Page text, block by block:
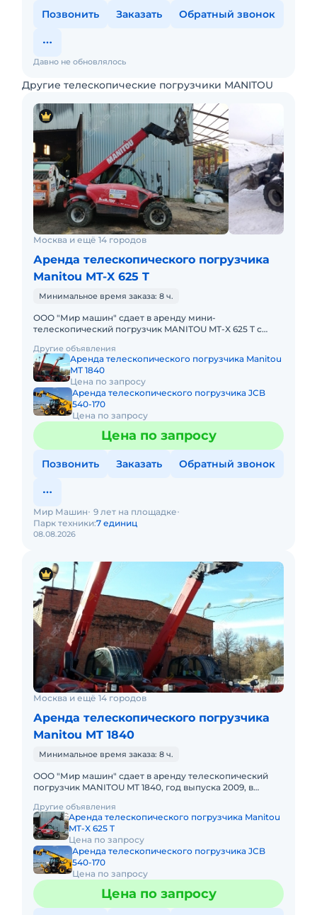
Позвонить Заказать Обратный звонок
Давно не обновлялось
Другие телескопические погрузчики MANITOU
Москва и ещё 14 городов
Аренда телескопического погрузчика
Manitou MT-X 625 T
Минимальное время заказа: 8 ч.
ООО "Мир машин" сдает в аренду мини-
телескопический погрузчик MANITOU MT-X 625 T с
состоянии, габариты 3900x1820x192
Другие объявления
Аренда телескопического погрузчика Manitou
MT 1840
Цена по запросу
Аренда телескопического погрузчика JCB
540-170
Цена по запросу
Цена по запросу
Позвонить Заказать Обратный звонок
08.08.2026
Мир Машин 9 лет на площадке
Парк техники:7 единиц
Москва и ещё 14 городов
Аренда телескопического погрузчика
Manitou MT 1840
Минимальное время заказа: 8 ч.
ООО "Мир машин" сдает в аренду телескопический
погрузчик MANITOU MT 1840, год выпуска 2009, в
11010 кг, мощно
Другие объявления
Аренда телескопического погрузчика Manitou
MT-X 625 T
Цена по запросу
Аренда телескопического погрузчика JCB
540-170
Цена по запросу
Цена по запросу